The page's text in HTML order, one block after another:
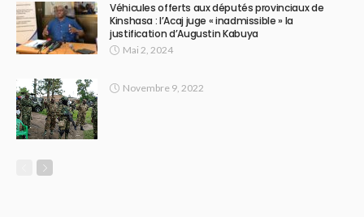
Véhicules offerts aux députés provinciaux de
Kinshasa : l’Acaj juge « inadmissible » la
justification d’Augustin Kabuya
Mai 2, 2024
Novembre 9, 2022